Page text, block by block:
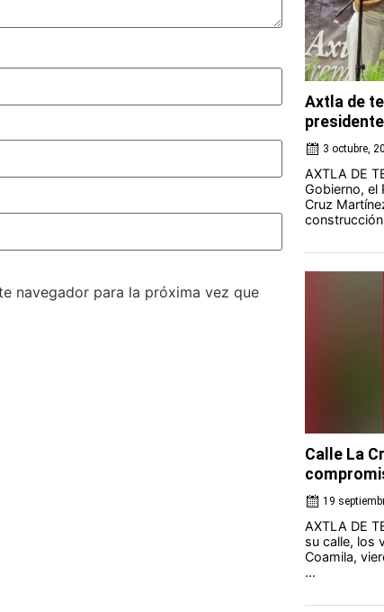
navegador para la próxima vez que
Axtla de
3 octubre,
AXTLA DE
Gobierno, el
Cruz
construcción
Calle La
19
AXTLA DE
su calle, los
Coamila,
...